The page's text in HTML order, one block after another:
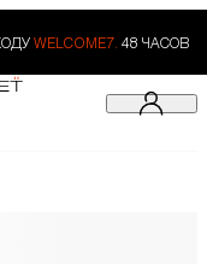
WELCOME7. 48 ЧАСОВ